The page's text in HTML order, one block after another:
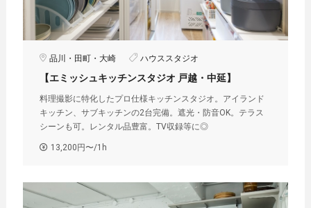
品川・田町・大崎 ハウススタジオ
【エミッシュキッチンスタジオ 戸越・中延】
料理撮影に特化したプロ仕様キッチンスタジオ。アイランド
キッチン、サブキッチンの2台完備。遮光・防音OK。テラス
シーンも可。レンタル品豊富。TV収録等に◎
13,200円〜/1h